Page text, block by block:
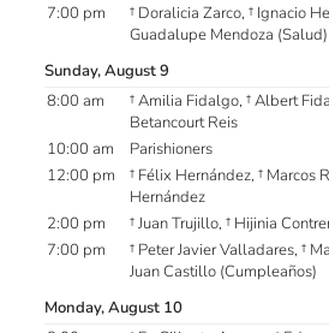
7:00 pm
† Doralicia Zarco, † Ignacio
Guadalupe Mendoza (Salud)
Sunday, August 9
8:00 am
† Amilia Fidalgo, † Albert
Betancourt Reis
10:00 am
Parishioners
12:00 pm
† Félix Hernández, † Marcos
Hernández
2:00 pm
† Juan Trujillo, † Hijinia
7:00 pm
† Peter Javier Valladares, †
Juan Castillo (Cumpleaños)
Monday, August 10